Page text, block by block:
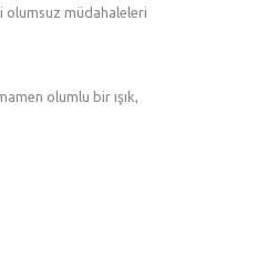
olumsuz müdahaleleri
olumlu bir ışık,